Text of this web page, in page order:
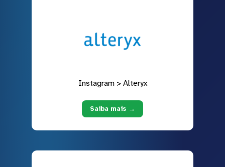
Instagram > Alteryx
Saiba mais →